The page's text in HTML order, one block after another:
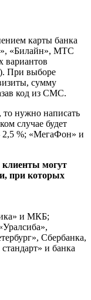
карты банка
«Билайн», МТС
вариантов
При выборе
сумму
код из СМС.
то нужно написать
случае будет
%; «МегаФон» и
могут
при которых
и МКБ;
Сбербанка,
и банка